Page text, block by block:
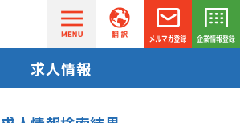
求人情報